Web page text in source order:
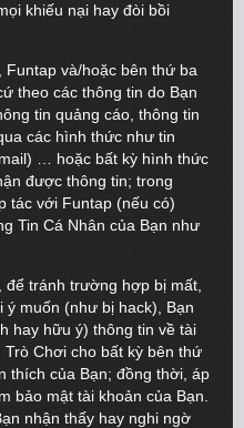
khiếu nại hay đòi bồi
và/hoặc bên thứ ba
theo các thông tin do Bạn
tin quảng cáo, thông tin
các hình thức như tin
… hoặc bất kỳ hình thức
được thông tin; trong
tác với Funtap (nếu có)
Tin Cá Nhân của Bạn như
tránh trường hợp bị mất,
ý muốn (như bị hack), Bạn
hay hữu ý) thông tin về tài
Chơi cho bất kỳ bên thứ
thích của Bạn; đồng thời, áp
bảo mật tài khoản của Bạn.
nhận thấy hay nghi ngờ